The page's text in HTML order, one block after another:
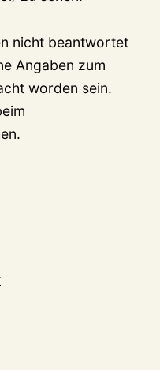
nicht beantwortet
Angaben zum
worden sein.